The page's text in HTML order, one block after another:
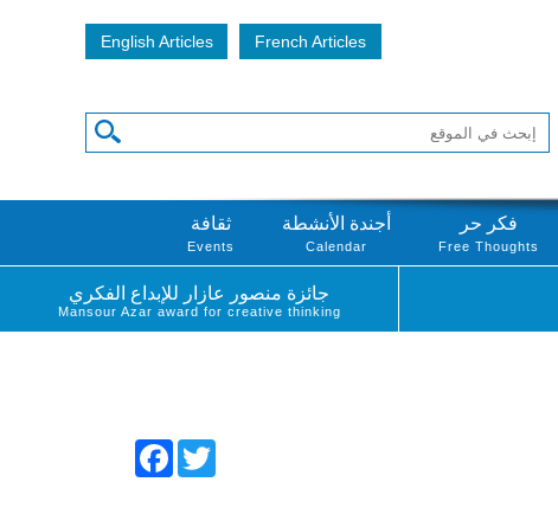
English Articles French Articles
فكر حر
Free Thoughts
أجندة الأنشطة
Calendar
ثقافة
Events
جائزة منصور عازار للإبداع الفكري
Mansour Azar award for creative thinking
FacebookTwitter